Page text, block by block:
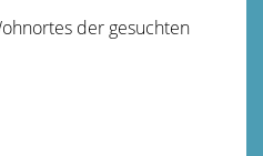
der gesuchten